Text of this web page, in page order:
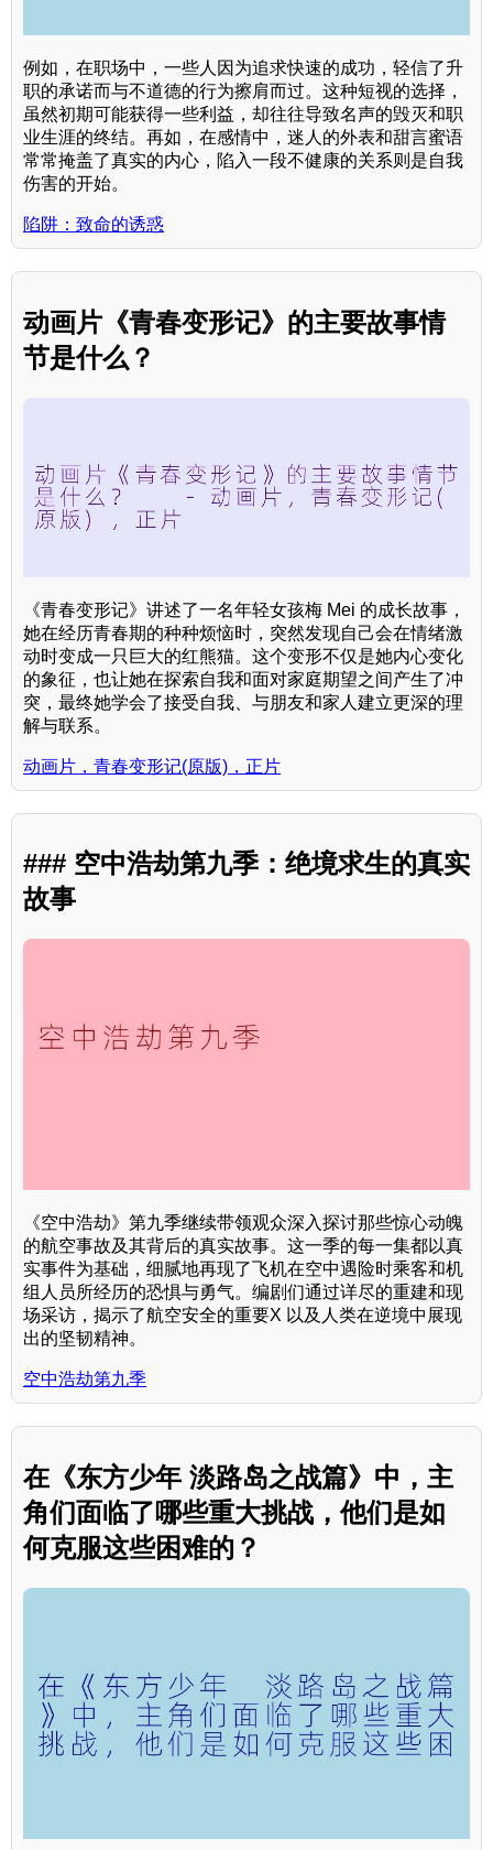
例如，在职场中，一些人因为追求快速的成功，轻信了升
职的承诺而与不道德的行为擦肩而过。这种短视的选择，
虽然初期可能获得一些利益，却往往导致名声的毁灭和职
业生涯的终结。再如，在感情中，迷人的外表和甜言蜜语
常常掩盖了真实的内心，陷入一段不健康的关系则是自我
伤害的开始。
陷阱：致命的诱惑
动画片《青春变形记》的主要故事情
节是什么？
《青春变形记》讲述了一名年轻女孩梅 Mei 的成长故事，
她在经历青春期的种种烦恼时，突然发现自己会在情绪激
动时变成一只巨大的红熊猫。这个变形不仅是她内心变化
的象征，也让她在探索自我和面对家庭期望之间产生了冲
突，最终她学会了接受自我、与朋友和家人建立更深的理
解与联系。
动画片，青春变形记(原版)，正片
### 空中浩劫第九季：绝境求生的真实
故事
《空中浩劫》第九季继续带领观众深入探讨那些惊心动魄
的航空事故及其背后的真实故事。这一季的每一集都以真
实事件为基础，细腻地再现了飞机在空中遇险时乘客和机
组人员所经历的恐惧与勇气。编剧们通过详尽的重建和现
场采访，揭示了航空安全的重要X 以及人类在逆境中展现
出的坚韧精神。
空中浩劫第九季
在《东方少年 淡路岛之战篇》中，主
角们面临了哪些重大挑战，他们是如
何克服这些困难的？